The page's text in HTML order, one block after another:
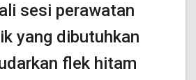
sesi perawatan
yang dibutuhkan
flek hitam